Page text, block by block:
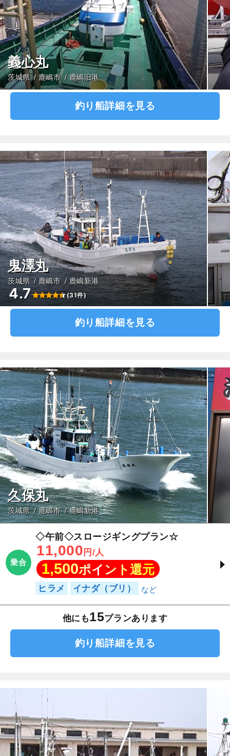
義心丸
茨城県 鹿嶋市 鹿嶋旧港
釣り船詳細を見る
鬼澤丸
茨城県 鹿嶋市 鹿嶋新港
4.7 (31件)
釣り船詳細を見る
久保丸
茨城県 鹿嶋市 鹿嶋新港
乗合
◇午前◇スロージギングプラン☆
11,000 円/人
1,500ポイント還元
ヒラメ イナダ（ブリ）
他にも15プランあります
釣り船詳細を見る